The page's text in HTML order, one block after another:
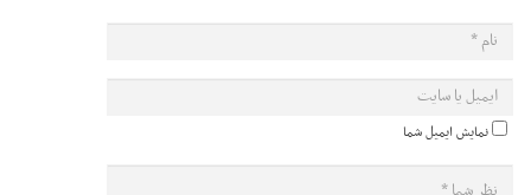
نمایش ایمیل شما